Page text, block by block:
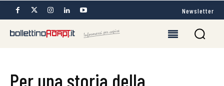
Newsletter
Per una storia della